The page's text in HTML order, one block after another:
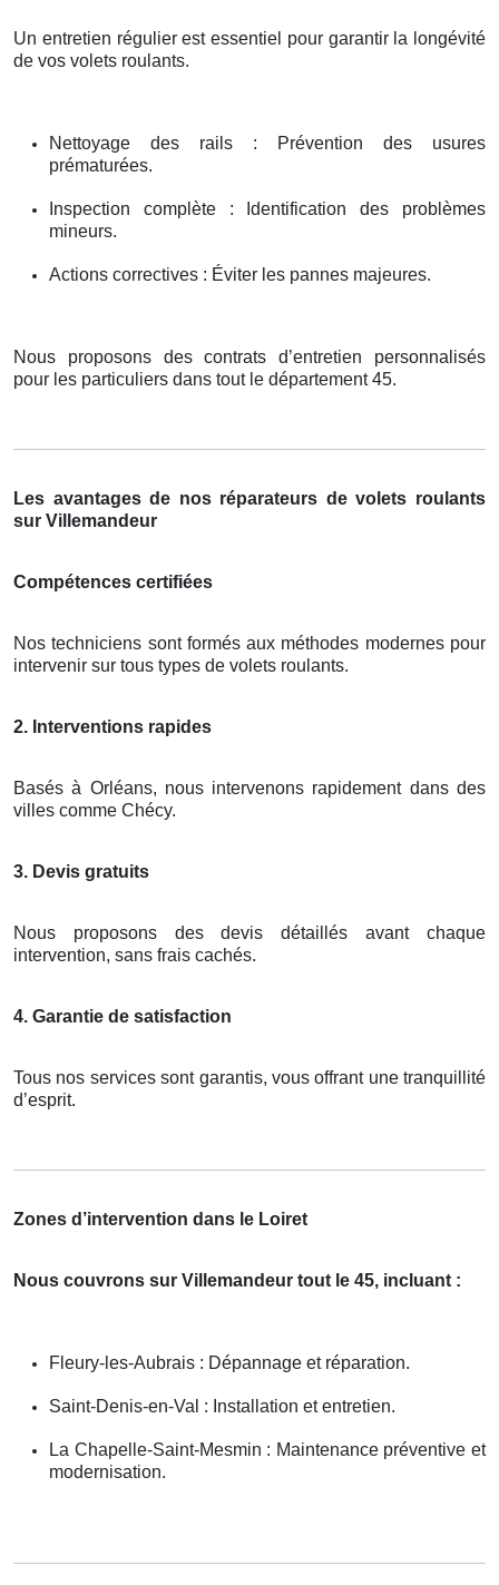
Un entretien régulier est essentiel pour garantir la longévité
de vos volets roulants.
Nettoyage des rails : Prévention des usures
prématurées.
Inspection complète : Identification des problèmes
mineurs.
Actions correctives : Éviter les pannes majeures.
Nous proposons des contrats d’entretien personnalisés
pour les particuliers dans tout le département 45.
Les avantages de nos réparateurs de volets roulants
sur Villemandeur
Compétences certifiées
Nos techniciens sont formés aux méthodes modernes pour
intervenir sur tous types de volets roulants.
2. Interventions rapides
Basés à Orléans, nous intervenons rapidement dans des
villes comme Chécy.
3. Devis gratuits
Nous proposons des devis détaillés avant chaque
intervention, sans frais cachés.
4. Garantie de satisfaction
Tous nos services sont garantis, vous offrant une tranquillité
d’esprit.
Zones d’intervention dans le Loiret
Nous couvrons sur Villemandeur tout le 45, incluant :
Fleury-les-Aubrais : Dépannage et réparation.
Saint-Denis-en-Val : Installation et entretien.
La Chapelle-Saint-Mesmin : Maintenance préventive et
modernisation.